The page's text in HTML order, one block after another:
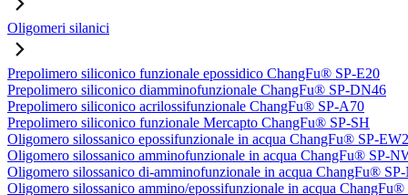
Oligomeri silanici
Prepolimero siliconico funzionale epossidico ChangFu® SP-E20
Prepolimero siliconico diamminofunzionale ChangFu® SP-DN46
Prepolimero siliconico acrilossifunzionale ChangFu® SP-A70
Prepolimero siliconico funzionale Mercapto ChangFu® SP-SH
Oligomero silossanico epossifunzionale in acqua ChangFu® SP-
Oligomero silossanico amminofunzionale in acqua ChangFu® SP-
Oligomero silossanico di-amminofunzionale in acqua ChangFu®
Oligomero silossanico ammino/epossifunzionale in acqua